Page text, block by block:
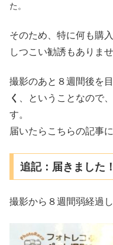
た。
そのため、特に何も購
しつこい勧誘もありま
撮影のあと８週間後を
く
、ということなので
す。
届いたらこちらの記事
追記：届きました！
撮影から８週間弱経過